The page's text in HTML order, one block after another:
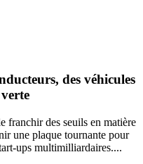
des véhicules
franchir des seuils en matière
une plaque tournante pour
ups multimilliardaires....